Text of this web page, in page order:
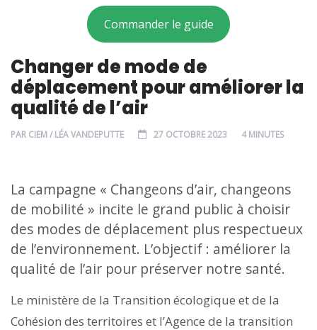
Commander le guide
Changer de mode de
déplacement pour améliorer la
qualité de l’air
PAR CIEM / LÉA VANDEPUTTE 27 OCTOBRE 2023 4 MINUTES
La campagne « Changeons d’air, changeons
de mobilité » incite le grand public à choisir
des modes de déplacement plus respectueux
de l’environnement. L’objectif : améliorer la
qualité de l’air pour préserver notre santé.
Le ministère de la Transition écologique et de la
Cohésion des territoires et l’Agence de la transition